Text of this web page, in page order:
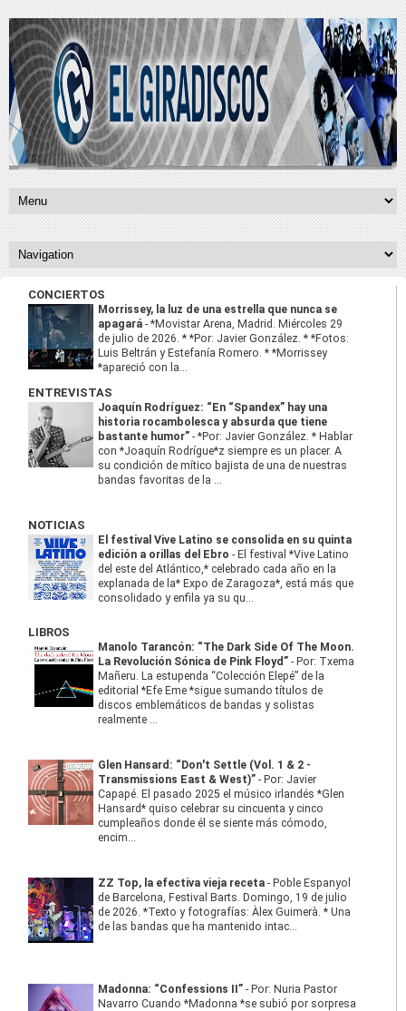
CONCIERTOS
Morrissey, la luz de una estrella que nunca se
apagará -*Movistar Arena, Madrid. Miércoles 29
de julio de 2026. * *Por: Javier González. * *Fotos:
Luis Beltrán y Estefanía Romero. * *Morrissey
*apareció con la...
ENTREVISTAS
Joaquín Rodríguez: “En “Spandex” hay una
historia rocambolesca y absurda que tiene
bastante humor” -*Por: Javier González. * Hablar
con *Joaquín Rodrígue*z siempre es un placer. A
su condición de mítico bajista de una de nuestras
bandas favoritas de la ...
NOTICIAS
El festival Vive Latino se consolida en su quinta
edición a orillas del Ebro - El festival *Vive Latino
del este del Atlántico,* celebrado cada año en la
explanada de la* Expo de Zaragoza*, está más que
consolidado y enfila ya su qu...
LIBROS
Manolo Tarancón: “The Dark Side Of The Moon.
La Revolución Sónica de Pink Floyd” - Por: Txema
Mañeru. La estupenda “Colección Elepé” de la
editorial *Efe Eme *sigue sumando títulos de
discos emblemáticos de bandas y solistas
realmente ...
Glen Hansard: “Don't Settle (Vol. 1 & 2 -
Transmissions East & West)” - Por: Javier
Capapé. El pasado 2025 el músico irlandés *Glen
Hansard* quiso celebrar su cincuenta y cinco
cumpleaños donde él se siente más cómodo,
encim...
ZZ Top, la efectiva vieja receta - Poble Espanyol
de Barcelona, Festival Barts. Domingo, 19 de julio
de 2026. *Texto y fotografías: Àlex Guimerà. * Una
de las bandas que ha mantenido intac...
Madonna: “Confessions II” - Por: Nuria Pastor
Navarro Cuando *Madonna *se subió por sorpresa